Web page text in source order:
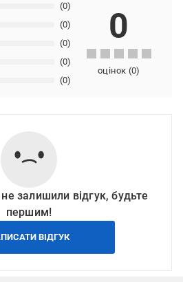
(0)
(0)
(0)
(0)
(0)
0
оцінок (0)
залишили відгук, будьте
першим!
ВІДГУК